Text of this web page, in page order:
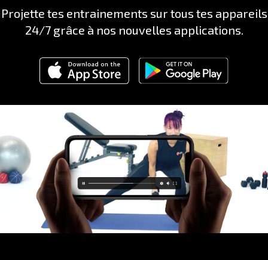
Projette tes entrainements sur tous tes appareils
24/7 grâce à nos nouvelles applications.